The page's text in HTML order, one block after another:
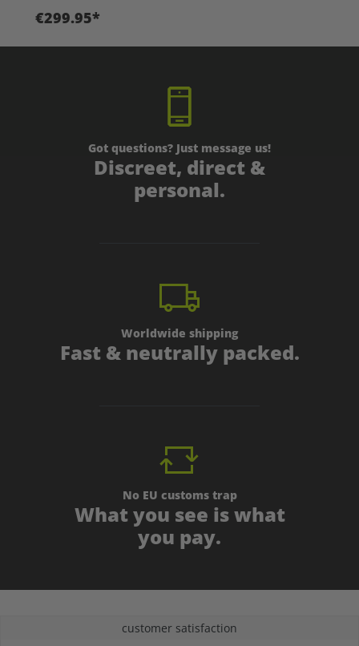
€299.95*
Got questions? Just message us!
Discreet, direct &
personal.
Worldwide shipping
Fast & neutrally packed.
No EU customs trap
What you see is what
you pay.
customer satisfaction